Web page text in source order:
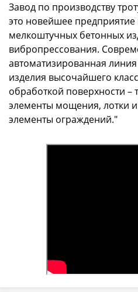
Завод по производству
это новейшее
мелкоштучных бетонных
вибропрессования.
автоматизированная
изделия высочайшего
обработкой поверхности –
элементы мощения, лотки
элементы ограждений."